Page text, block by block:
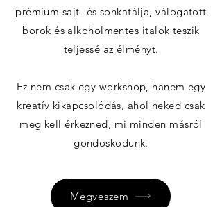
prémium sajt- és sonkatálja, válogatott
borok és alkoholmentes italok teszik
teljessé az élményt.
Ez nem csak egy workshop, hanem egy
kreatív kikapcsolódás, ahol neked csak
meg kell érkezned, mi minden másról
gondoskodunk.
Megveszem